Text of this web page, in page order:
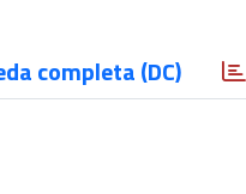
completa (DC)